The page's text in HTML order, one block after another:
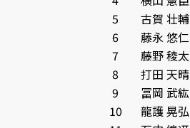
5
古賀 壮輔
6
藤永 悠仁
7
藤野 稜太
8
打田 天晴
9
冨岡 武紘
10
龍護 晃弘